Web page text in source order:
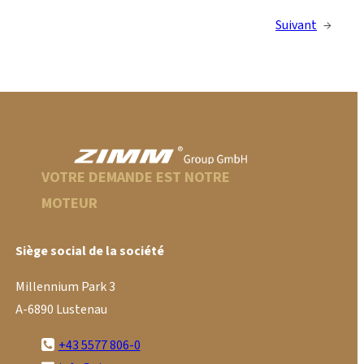
Suivant →
VOTRE DEMANDE EST NOTRE
MOTEUR
Siège social de la société
Millennium Park 3
A-6890 Lustenau
+43 5577 806-0